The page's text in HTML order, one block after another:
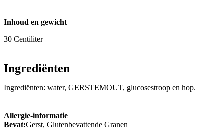
Inhoud en gewicht
30 Centiliter
Ingrediënten
Ingrediënten: water, GERSTEMOUT, glucosestroop en hop.
Allergie-informatie
Bevat:Gerst, Glutenbevattende Granen